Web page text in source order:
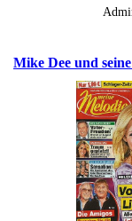
Mike Dee und